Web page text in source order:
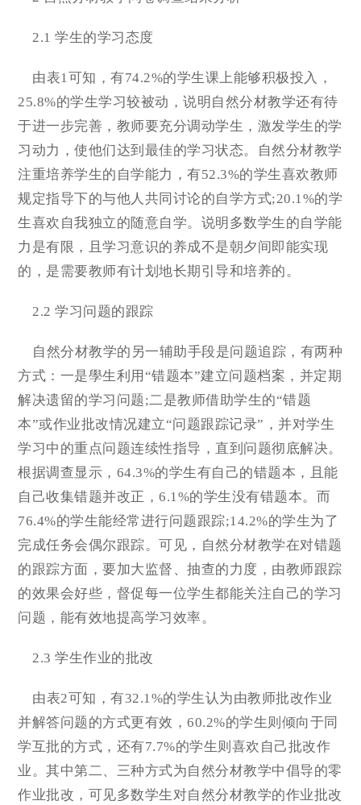
2.1 学生的学习态度
由表1可知，有74.2%的学生课上能够积极投入，
25.8%的学生学习较被动，说明自然分材教学还有待
于进一步完善，教师要充分调动学生，激发学生的学
习动力，使他们达到最佳的学习状态。自然分材教学
注重培养学生的自学能力，有52.3%的学生喜欢教师
规定指导下的与他人共同讨论的自学方式;20.1%的学
生喜欢自我独立的随意自学。说明多数学生的自学能
力是有限，且学习意识的养成不是朝夕间即能实现
的，是需要教师有计划地长期引导和培养的。
2.2 学习问题的跟踪
自然分材教学的另一辅助手段是问题追踪，有两种
方式：一是學生利用“错题本”建立问题档案，并定期
解决遗留的学习问题;二是教师借助学生的“错题
本”或作业批改情况建立“问题跟踪记录”，并对学生
学习中的重点问题连续性指导，直到问题彻底解决。
根据调查显示，64.3%的学生有自己的错题本，且能
自己收集错题并改正，6.1%的学生没有错题本。而
76.4%的学生能经常进行问题跟踪;14.2%的学生为了
完成任务会偶尔跟踪。可见，自然分材教学在对错题
的跟踪方面，要加大监督、抽查的力度，由教师跟踪
的效果会好些，督促每一位学生都能关注自己的学习
问题，能有效地提高学习效率。
2.3 学生作业的批改
由表2可知，有32.1%的学生认为由教师批改作业
并解答问题的方式更有效，60.2%的学生则倾向于同
学互批的方式，还有7.7%的学生则喜欢自己批改作
业。其中第二、三种方式为自然分材教学中倡导的零
作业批改，可见多数学生对自然分材教学的作业批改